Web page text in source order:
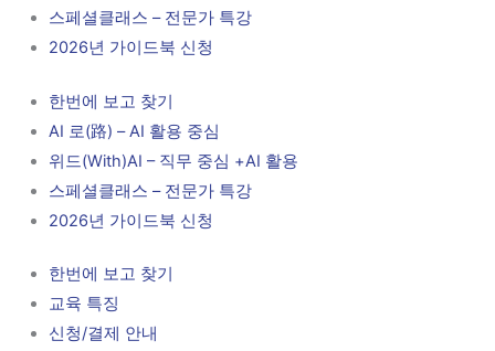
스페셜클래스 – 전문가 특강
2026년 가이드북 신청
한번에 보고 찾기
AI 로(路) – AI 활용 중심
위드(With)AI – 직무 중심 +AI 활용
스페셜클래스 – 전문가 특강
2026년 가이드북 신청
한번에 보고 찾기
교육 특징
신청/결제 안내